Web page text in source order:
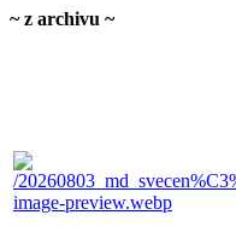
~ z archivu ~